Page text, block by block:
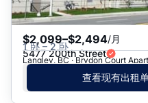
$2,099–$2,494/月
1 卧 – 2 卧
5477 200th Street
Langley, BC · Brydon Court
查看现有出租